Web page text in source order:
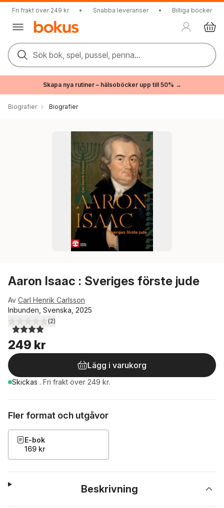
Fri frakt över 249 kr • Snabba leveranser • Billiga böcker
Sök bok, spel, pussel, penna...
Skapa nya rutiner – hälsoböcker upp till 50% →
Biografier Biografier
Aaron Isaac : Sveriges förste jude
Av Carl Henrik Carlsson
Inbunden, Svenska, 2025
4,0utav 5 stjärnor. Totalt antal röster:
(2)
249 kr
Lägg i varukorg
Skickas . Fri frakt över 249 kr.
Fler format och utgåvor
E-bok
169 kr
Beskrivning